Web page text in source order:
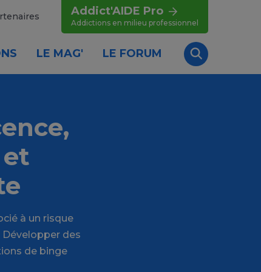
Addict'AIDE Pro
Addictions en milieu professionnel
LE MAG' LE FORUM
Recherche
à un risque
Développer des
de binge